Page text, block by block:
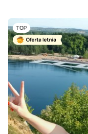
TOP